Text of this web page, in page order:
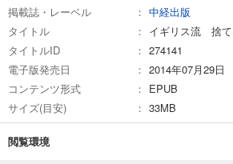
掲載誌・レーベル
中経出版
タイトル
イギリス流 捨て
タイトルID
274141
電子版発売日
2014年07月29日
コンテンツ形式
EPUB
サイズ(目安)
33MB
閲覧環境